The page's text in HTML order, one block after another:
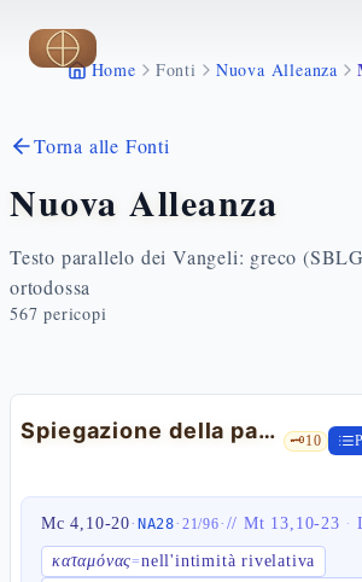
Vai al contenuto principale
Home Fonti Nuova Alleanza
Torna alle Fonti
Nuova Alleanza
Testo parallelo dei Vangeli: greco
ortodossa
567 pericopi
Spiegazione della parabola del seminatore 🗝️10
Mc 4,10-20· NA28· 21/96· //Mt 13,10-23 ·
καταμόνας=nell'intimità rivelativa